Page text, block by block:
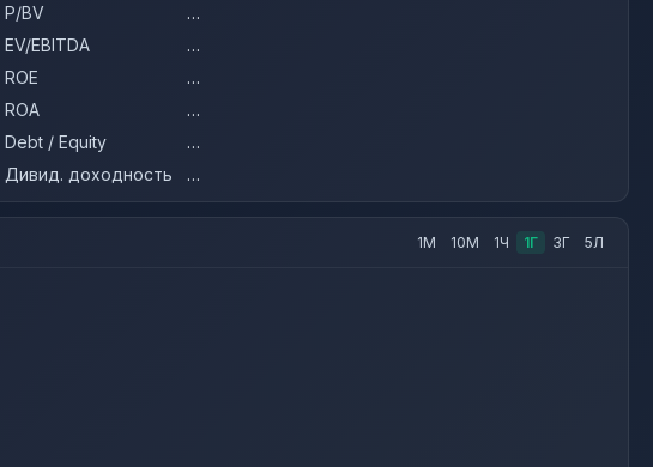
P/BV
…
EV/EBITDA
…
ROE
…
ROA
…
Debt / Equity
…
Дивид. доходность
…
1М 10М 1Ч 1Г 3Г 5Л